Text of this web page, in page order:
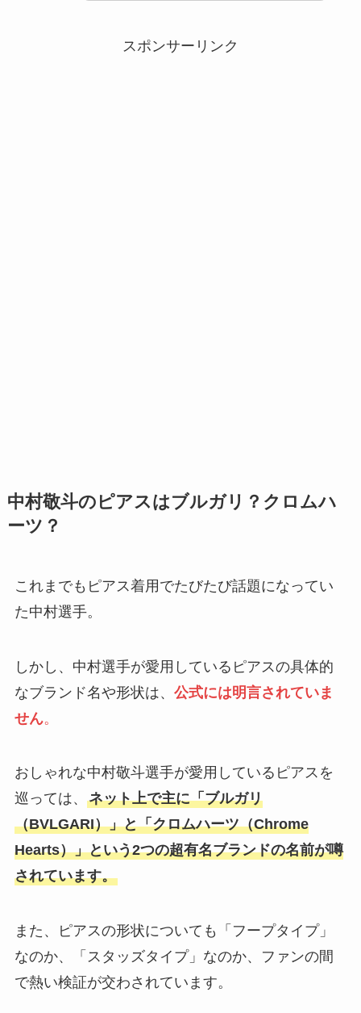
スポンサーリンク
中村敬斗のピアスはブルガリ？クロムハ
ーツ？
これまでもピアス着用でたびたび話題になってい
た中村選手。
しかし、中村選手が愛用しているピアスの具体的
なブランド名や形状は、 公式には明言されていま
せん。
おしゃれな中村敬斗選手が愛用しているピアスを
巡っては、 ネット上で主に「ブルガリ
（BVLGARI）」と「クロムハーツ（Chrome
Hearts）」という2つの超有名ブランドの名前が噂
されています。
また、ピアスの形状についても「フープタイプ」
なのか、「スタッズタイプ」なのか、ファンの間
で熱い検証が交わされています。